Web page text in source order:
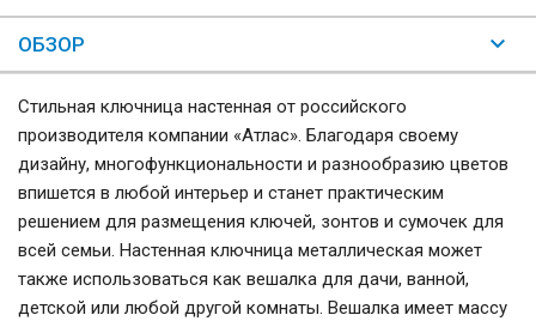
ОБЗОР
Стильная ключница настенная от российского
производителя компании «Атлас». Благодаря своему
дизайну, многофункциональности и разнообразию цветов
впишется в любой интерьер и станет практическим
решением для размещения ключей, зонтов и сумочек для
всей семьи. Настенная ключница металлическая может
также использоваться как вешалка для дачи, ванной,
детской или любой другой комнаты. Вешалка имеет массу